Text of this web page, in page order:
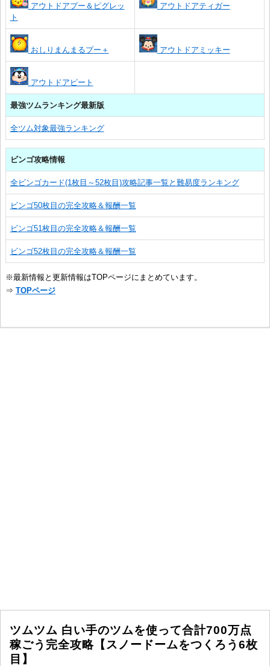
アウトドアプー＆ピグレッ
ト
アウトドアティガー
おしりまんまるプー＋ アウトドアミッキー
アウトドアピート
最強ツムランキング最新版
全ツム対象最強ランキング
ビンゴ攻略情報
全ビンゴカード(1枚目～52枚目)攻略記事一覧と難易度ランキング
ビンゴ50枚目の完全攻略＆報酬一覧
ビンゴ51枚目の完全攻略＆報酬一覧
ビンゴ52枚目の完全攻略＆報酬一覧
※最新情報と更新情報はTOPページにまとめています。
⇒ TOPページ
ツムツム 白い手のツムを使って合計700万点
稼ごう完全攻略【スノードームをつくろう6枚
目】